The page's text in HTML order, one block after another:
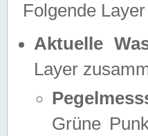
Folgende
Aktuelle
Layer
Grüne